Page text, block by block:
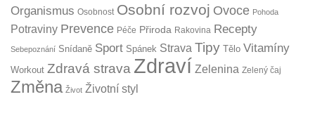
Organismus Osobnost Osobní rozvoj Ovoce Pohoda
Potraviny Prevence Péče Přiroda Rakovina Recepty
Sebepoznání Snídaně Sport Spánek Strava Tipy Tělo Vitamíny
Workout Zdravá strava Zdraví Zelenina Zelený čaj
Změna Život Životní styl